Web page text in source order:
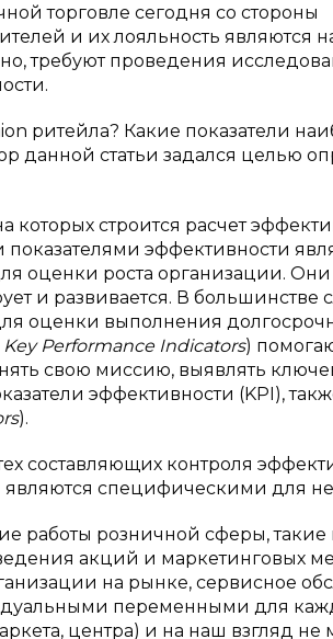
торговле сегодня со стороны
и их лояльность являются
требуют проведения
ритейла? Какие показатели
данной статьи задался целью
строится расчет
эффективности
оценки роста организации. Они
и развивается. В большинстве
оценки выполнения
Key Performance Indicators)
свою миссию, выявлять
эффективности (KPI),
).
составляющих контроля
специфическими для
работы розничной сферы, такие
акций и маркетинговых
на рынке, сервисное
переменными для
центра) и на наш взгляд не